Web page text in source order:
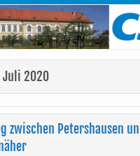
Juli 2020
zwischen Petershausen